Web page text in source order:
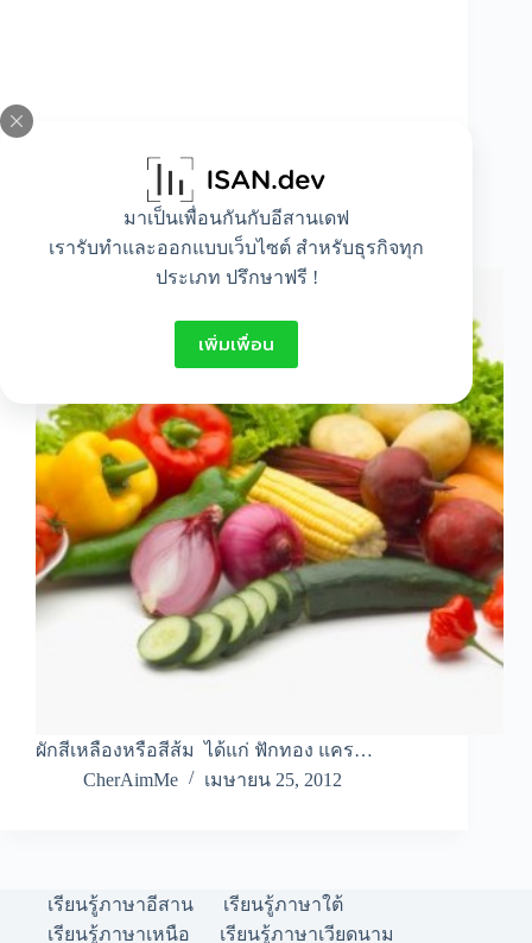
มาเป็นเพื่อนกันกับอีสานเดฟ
เรารับทำและออกแบบเว็บไซต์ สำหรับธุรกิจทุก
ประเภท ปรึกษาฟรี !
เพิ่มเพื่อน
ประโยชน์จากผักทั้ง 5 สี
ผักสีเหลืองหรือสีส้ม ได้แก่ ฟักทอง แคร…
CherAimMe
เมษายน 25, 2012
เรียนรู้ภาษาอีสาน
เรียนรู้ภาษาใต้
เรียนรู้ภาษาเหนือ
เรียนรู้ภาษาเวียดนาม